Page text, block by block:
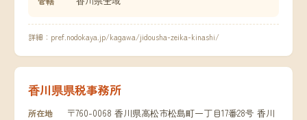
詳細： pref.nodokaya.jp/kagawa/jidousha-zeika-kinashi/
香川県県税事務所
所在地
〒760-0068 香川県高松市松島町一丁目17番28号 香川